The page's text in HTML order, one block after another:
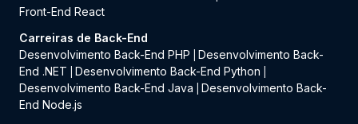
Front-End React
Carreiras de Back-End
Desenvolvimento Back-End PHP
Desenvolvimento Back-
End .NET
Desenvolvimento Back-End Python
Desenvolvimento Back-End Java
Desenvolvimento Back-
End Node.js